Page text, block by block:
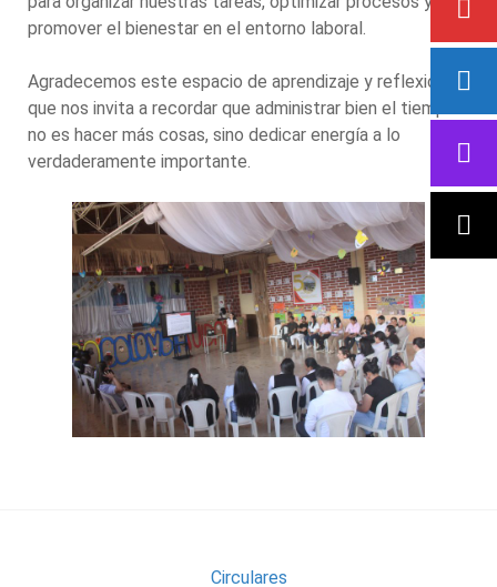
promover el bienestar en el entorno laboral.
Agradecemos este espacio de aprendizaje y reflexión
que nos invita a recordar que administrar bien el tiempo
no es hacer más cosas, sino dedicar energía a lo
verdaderamente importante.
Circulares